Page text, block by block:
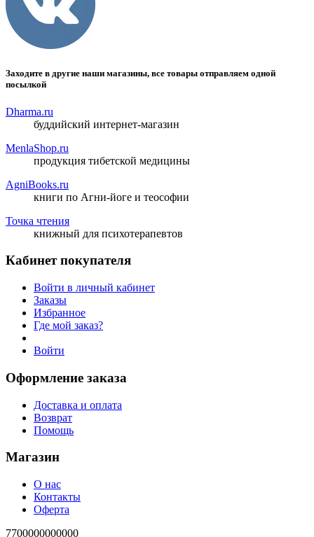
Заходите в другие наши магазины, все товары отправляем одной
посылкой
Dharma.ru
буддийский интернет-магазин
MenlaShop.ru
продукция тибетской медицины
AgniBooks.ru
книги по Агни-йоге и теософии
Точка чтения
книжный для психотерапевтов
Кабинет покупателя
Войти в личный кабинет
Заказы
Избранное
Где мой заказ?
Войти
Оформление заказа
Доставка и оплата
Возврат
Помощь
Магазин
О нас
Контакты
Оферта
7700000000000